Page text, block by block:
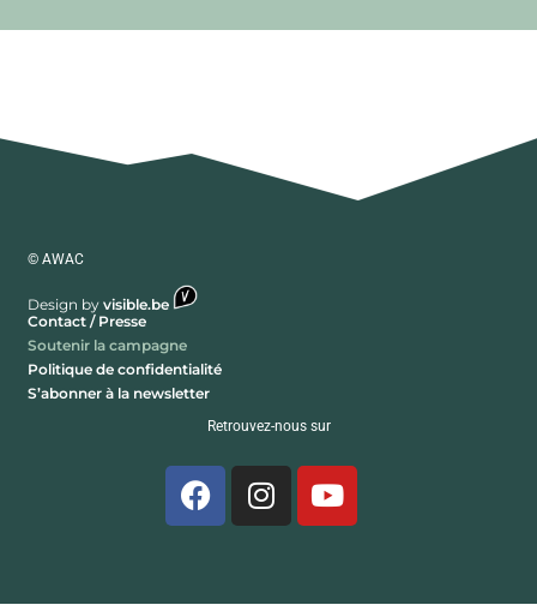
© AWAC
Design byvisible.be
Contact / Presse
Soutenir la campagne
Politique de confidentialité
S’abonner à la newsletter
Retrouvez-nous sur